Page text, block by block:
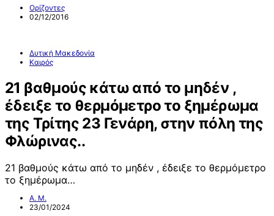
Ορίζοντες
02/12/2016
Δυτική Μακεδονία
Καιρός
21 βαθμούς κάτω από το μηδέν ,
έδειξε το θερμόμετρο το ξημέρωμα
της Τρίτης 23 Γενάρη, στην πόλη της
Φλώρινας..
21 βαθμούς κάτω από το μηδέν , έδειξε το θερμόμετρο
το ξημέρωμα…
Α. Μ.
23/01/2024